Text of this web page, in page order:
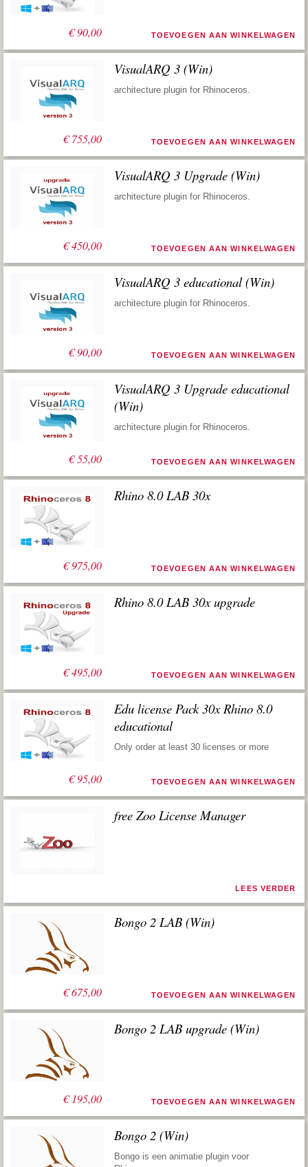
€90,00 TOEVOEGEN AAN WINKELWAGEN
€755,00
VisualARQ 3 (Win)
architecture plugin for Rhinoceros.
TOEVOEGEN AAN WINKELWAGEN
€450,00
VisualARQ 3 Upgrade (Win)
architecture plugin for Rhinoceros.
TOEVOEGEN AAN WINKELWAGEN
€90,00
VisualARQ 3 educational (Win)
architecture plugin for Rhinoceros.
TOEVOEGEN AAN WINKELWAGEN
€55,00
VisualARQ 3 Upgrade educational
(Win)
architecture plugin for Rhinoceros.
TOEVOEGEN AAN WINKELWAGEN
€975,00
Rhino 8.0 LAB 30x
TOEVOEGEN AAN WINKELWAGEN
€495,00
Rhino 8.0 LAB 30x upgrade
TOEVOEGEN AAN WINKELWAGEN
€95,00
Edu license Pack 30x Rhino 8.0
educational
Only order at least 30 licenses or more
TOEVOEGEN AAN WINKELWAGEN
free Zoo License Manager
LEES VERDER
€675,00
Bongo 2 LAB (Win)
TOEVOEGEN AAN WINKELWAGEN
€195,00
Bongo 2 LAB upgrade (Win)
TOEVOEGEN AAN WINKELWAGEN
Bongo 2 (Win)
Bongo is een animatie plugin voor